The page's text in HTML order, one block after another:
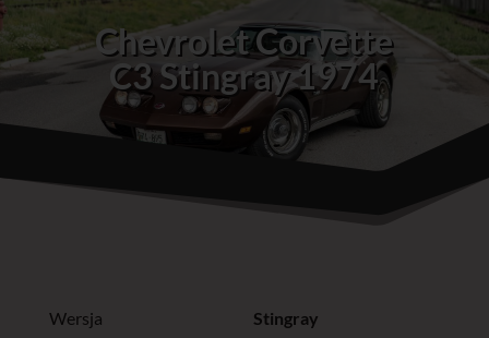
Chevrolet Corvette
C3 Stingray 1974
Wersja
Stingray